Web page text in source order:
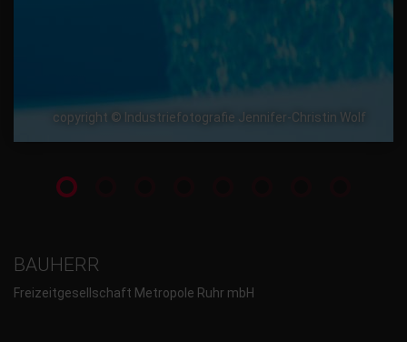
copyright © Industriefotografie Jennifer-Christin Wolf
BAUHERR
Freizeitgesellschaft Metropole Ruhr mbH